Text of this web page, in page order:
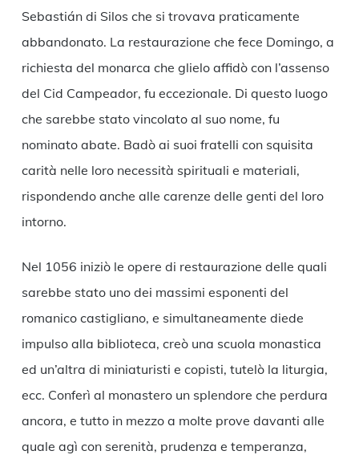
Sebastián di Silos che si trovava praticamente
abbandonato. La restaurazione che fece Domingo, a
richiesta del monarca che glielo affidò con l’assenso
del Cid Campeador, fu eccezionale. Di questo luogo
che sarebbe stato vincolato al suo nome, fu
nominato abate. Badò ai suoi fratelli con squisita
carità nelle loro necessità spirituali e materiali,
rispondendo anche alle carenze delle genti del loro
intorno.
Nel 1056 iniziò le opere di restaurazione delle quali
sarebbe stato uno dei massimi esponenti del
romanico castigliano, e simultaneamente diede
impulso alla biblioteca, creò una scuola monastica
ed un’altra di miniaturisti e copisti, tutelò la liturgia,
ecc. Conferì al monastero un splendore che perdura
ancora, e tutto in mezzo a molte prove davanti alle
quale agì con serenità, prudenza e temperanza,